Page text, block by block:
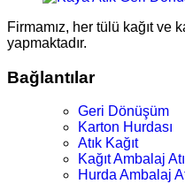
Firmamız, her tülü kağıt ve
yapmaktadır.
Bağlantılar
Geri Dönüşüm
Karton Hurdası
Atık Kağıt
Kağıt Ambalaj
Hurda Ambalaj